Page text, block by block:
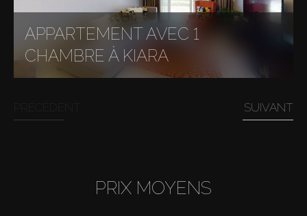
APPARTEMENT AVEC 1
CHAMBRE À KIARA
SUIVANT
PRIX MOYENS